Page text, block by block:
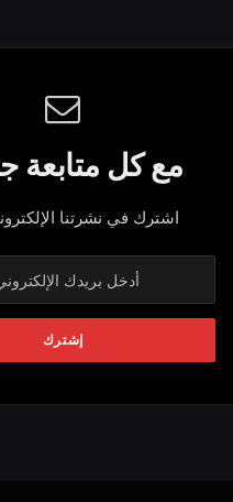
مع كل متابعة
اشترك في نشرتنا